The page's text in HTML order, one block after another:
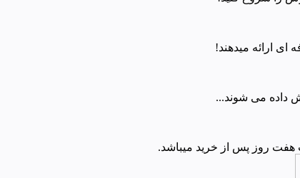
ای ارائه میدهند!
داده می شوند...
هفت روز پس از خرید میباشد.